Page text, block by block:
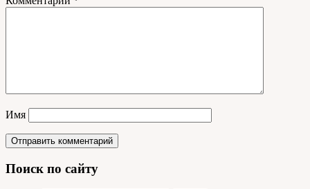
Имя
Поиск по сайту